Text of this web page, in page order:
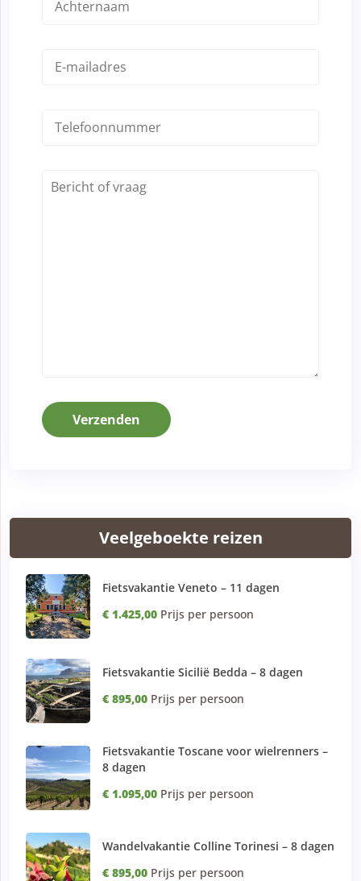
Verzenden
Veelgeboekte reizen
Fietsvakantie Veneto – 11 dagen
€ 1.425,00 Prijs per persoon
Fietsvakantie Sicilië Bedda – 8 dagen
€ 895,00 Prijs per persoon
Fietsvakantie Toscane voor wielrenners –
8 dagen
€ 1.095,00 Prijs per persoon
Wandelvakantie Colline Torinesi – 8 dagen
€ 895,00 Prijs per persoon